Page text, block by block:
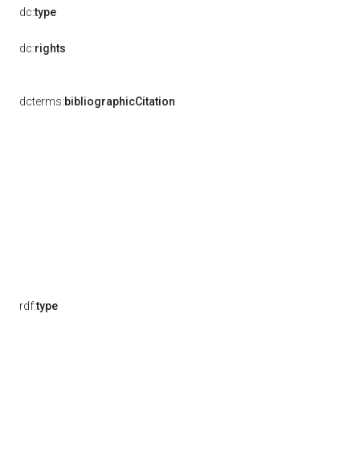
dc:type
dc:rights
dcterms:bibliographicCitation
rdf:type